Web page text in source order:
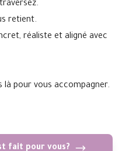
retient.
réaliste et aligné avec
là pour vous accompagner.
fait pour vous?